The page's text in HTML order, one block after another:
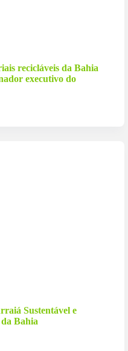
recicláveis da Bahia
executivo do
Sustentável e
Bahia